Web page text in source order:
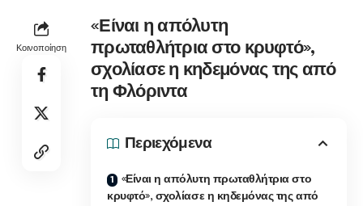
Κοινοποίηση
«Είναι η απόλυτη
πρωταθλήτρια στο κρυφτό»,
σχολίασε η κηδεμόνας της από
τη Φλόριντα
Περιεχόμενα
«Είναι η απόλυτη πρωταθλήτρια στο
κρυφτό», σχολίασε η κηδεμόνας της από